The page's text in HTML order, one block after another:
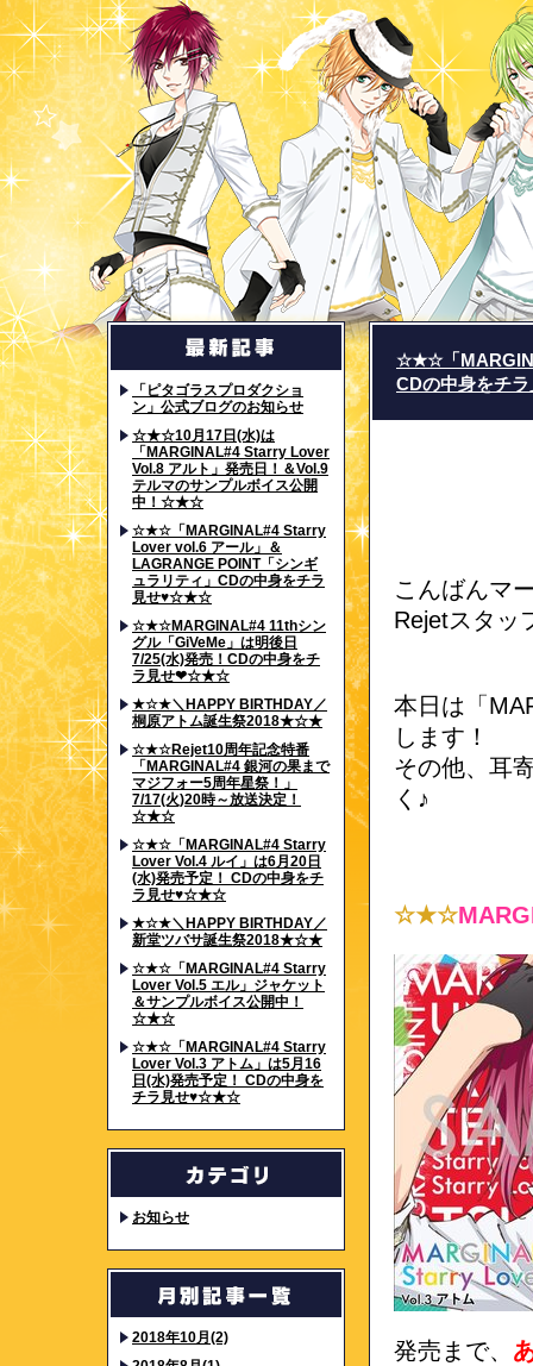
「ピタゴラスプロダクショ
ン」公式ブログのお知らせ
☆★☆10月17日(水)は
「MARGINAL#4 Starry Lover
Vol.8 アルト」発売日！＆Vol.9
テルマのサンプルボイス公開
中！☆★☆
☆★☆「MARGINAL#4 Starry
Lover vol.6 アール」＆
LAGRANGE POINT「シンギ
ュラリティ」CDの中身をチラ
見せ♥☆★☆
☆★☆MARGINAL#4 11thシン
グル「GiVeMe」は明後日
7/25(水)発売！CDの中身をチ
ラ見せ❤☆★☆
★☆★＼HAPPY BIRTHDAY／
桐原アトム誕生祭2018★☆★
☆★☆Rejet10周年記念特番
「MARGINAL#4 銀河の果まで
マジフォー5周年星祭！」
7/17(火)20時～放送決定！
☆★☆
☆★☆「MARGINAL#4 Starry
Lover Vol.4 ルイ」は6月20日
(水)発売予定！ CDの中身をチ
ラ見せ♥☆★☆
★☆★＼HAPPY BIRTHDAY／
新堂ツバサ誕生祭2018★☆★
☆★☆「MARGINAL#4 Starry
Lover Vol.5 エル」ジャケット
＆サンプルボイス公開中！
☆★☆
☆★☆「MARGINAL#4 Starry
Lover Vol.3 アトム」は5月16
日(水)発売予定！ CDの中身を
チラ見せ♥☆★☆
お知らせ
2018年10月(2)
☆★☆「
CDの中身をチ
こんばんマ
Rejetスタッ
本日は「
します！
その他、耳
く♪
☆★☆
発売まで、